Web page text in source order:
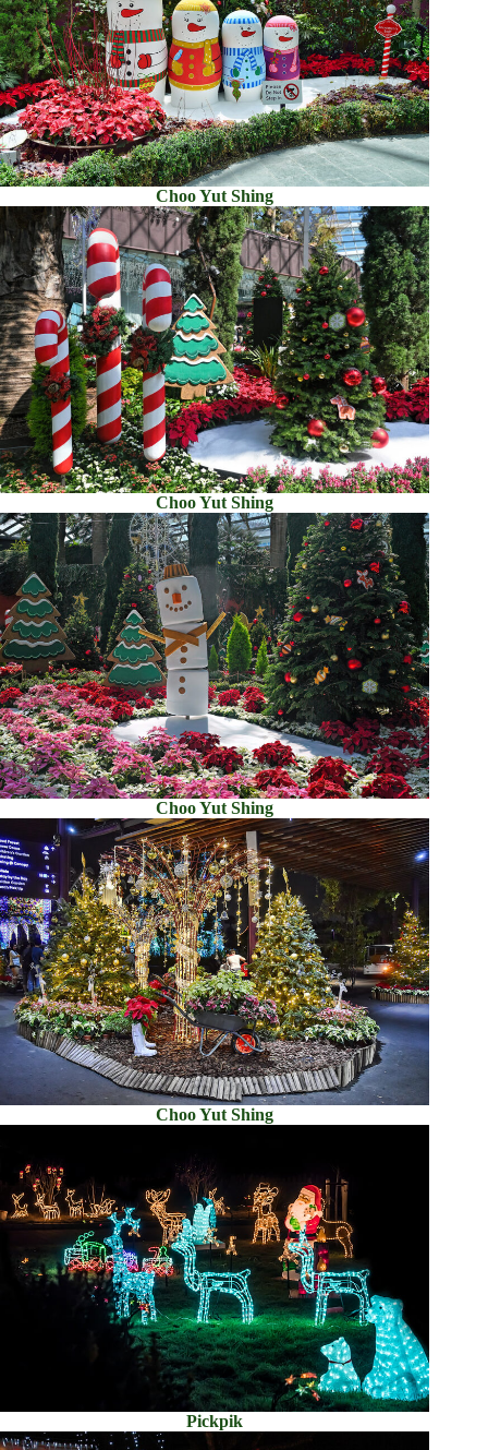
Choo Yut Shing
Choo Yut Shing
Choo Yut Shing
Choo Yut Shing
Pickpik